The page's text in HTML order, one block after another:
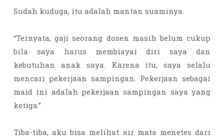
Sudah kuduga, itu adalah mantan suaminya.
“Ternyata, gaji seorang dosen masih belum cukup
bila saya harus membiayai diri saya dan
kebutuhan anak saya. Karena itu, saya selalu
mencari pekerjaan sampingan. Pekerjaan sebagai
maid ini adalah pekerjaan sampingan saya yang
ketiga.”
Tiba-tiba, aku bisa melihat air mata menetes dari